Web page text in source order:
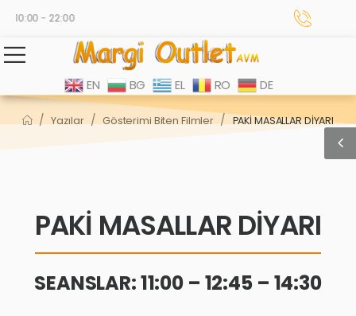
- 10:00 - 22:00
EN BG EL RO DE
/ Yazılar / Gösterimi Biten Filmler / PAKİ MASALLAR DİYARI
PAKİ MASALLAR DİYARI
SEANSLAR: 11:00 – 12:45 – 14:30